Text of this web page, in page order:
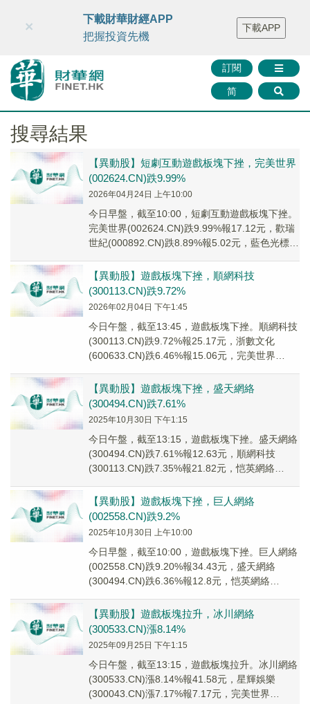
財華智庫網 FINTV FINMETA 財華證券 媒體矩陣
智庫沙龍
聯絡我們
訂閱
简
×
下載財華財經APP
把握投資先機
下載APP
搜尋結果
【異動股】短劇互動遊戲板塊下挫，完美世界
(002624.CN)跌9.99%
2026年04月24日 上午10:00
今日早盤，截至10:00，短劇互動遊戲板塊下挫。
完美世界(002624.CN)跌9.99%報17.12元，歡瑞
世紀(000892.CN)跌8.89%報5.02元，藍色光標
【異動股】遊戲板塊下挫，順網科技
(300113.CN)跌9.72%
2026年02月04日 下午1:45
今日午盤，截至13:45，遊戲板塊下挫。順網科技
(300113.CN)跌9.72%報25.17元，浙數文化
(600633.CN)跌6.46%報15.06元，完美世界
【異動股】遊戲板塊下挫，盛天網絡
(300494.CN)跌7.61%
2025年10月30日 下午1:15
今日午盤，截至13:15，遊戲板塊下挫。盛天網絡
(300494.CN)跌7.61%報12.63元，順網科技
(300113.CN)跌7.35%報21.82元，恺英網絡
【異動股】遊戲板塊下挫，巨人網絡
(002558.CN)跌9.2%
2025年10月30日 上午10:00
今日早盤，截至10:00，遊戲板塊下挫。巨人網絡
(002558.CN)跌9.20%報34.43元，盛天網絡
(300494.CN)跌6.36%報12.8元，恺英網絡
【異動股】遊戲板塊拉升，冰川網絡
(300533.CN)漲8.14%
2025年09月25日 下午1:15
今日午盤，截至13:15，遊戲板塊拉升。冰川網絡
(300533.CN)漲8.14%報41.58元，星輝娛樂
(300043.CN)漲7.17%報7.17元，完美世界